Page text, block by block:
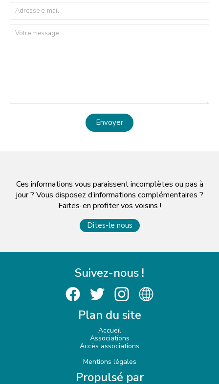
Envoyer
Ces informations vous paraissent incomplètes ou pas à
jour ? Vous disposez d’informations complémentaires ?
Faites-en profiter vos voisins !
Dites-le nous
Suivez-nous !
Plan du site
Accueil
Associations
Accès associations
Mentions légales
Propulsé par